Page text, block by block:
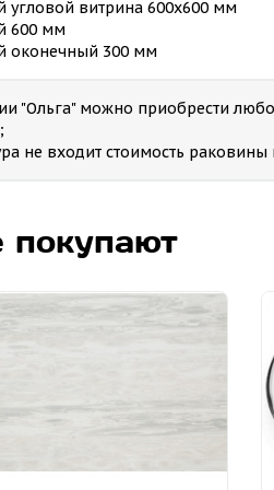
угловой витрина 600х600 мм
600 мм
оконечный 300 мм
"Ольга" можно приобрести
не входит стоимость
покупают